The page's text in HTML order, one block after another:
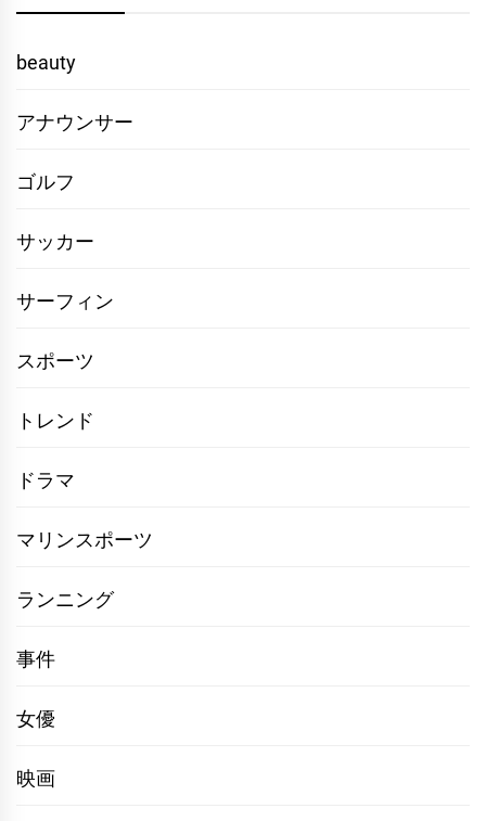
beauty
アナウンサー
ゴルフ
サッカー
サーフィン
スポーツ
トレンド
ドラマ
マリンスポーツ
ランニング
事件
女優
映画